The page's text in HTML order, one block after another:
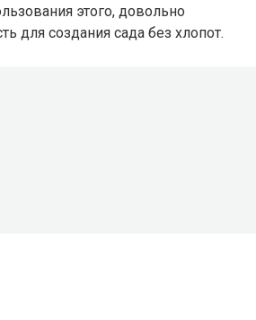
этого, довольно
для создания сада без хлопот.